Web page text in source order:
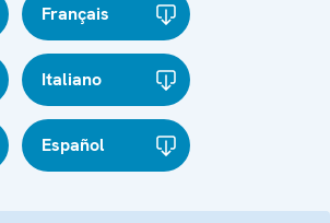
Français
Italiano
Español